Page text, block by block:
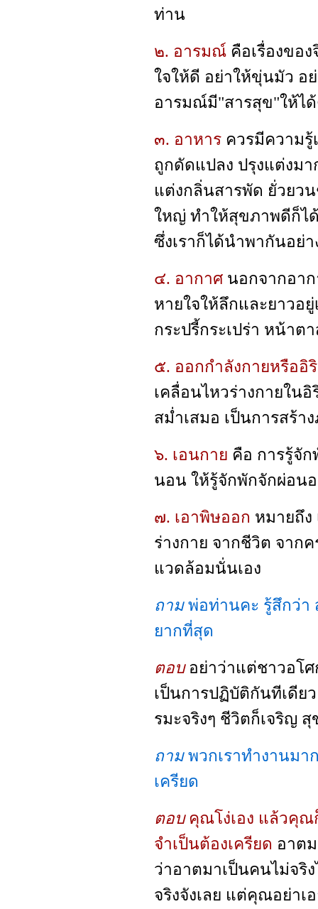
ท่าน
๒. อารมณ์ คือเรื่องขอ
ใจให้ดี อย่าให้ขุ่นมัว อ
อารมณ์มี"สารสุข"ให้ไ
๓. อาหาร ควรมีความรู้
ถูกดัดแปลง ปรุงแต่งม
แต่งกลิ่นสารพัด ยั่วยวน
ใหญ่ ทำให้สุขภาพดีก็ไ
ซึ่งเราก็ได้นำพากันอย่
๔. อากาศ นอกจากอา
หายใจให้ลึกและยาวอ
กระปรี้กระเปร่า หน้า
๕. ออกกำลังกายหรืออิ
เคลื่อนไหวร่างกายใน
สม่ำเสมอ เป็นการสร้
๖. เอนกาย คือ การรู้จัก
นอน ให้รู้จักพักจักผ่อน
๗. เอาพิษออก หมายถึง
ร่างกาย จากชีวิต จาก
แวดล้อมนั่นเอง
ถามพ่อท่านคะ รู้สึกว่า
ยากที่สุด
ตอบ อย่าว่าแต่ชาวอโ
เป็นการปฏิบัติกันทีเดีย
รมะจริงๆ ชีวิตก็เจริญ
ถาม พวกเราทำงานมา
เครียด
ตอบ คุณโง่เอง แล้วคุณ
จำเป็นต้องเครียด อาต
ว่าอาตมาเป็นคนไม่จริ
จริงจังเลย แต่คุณอย่าเ